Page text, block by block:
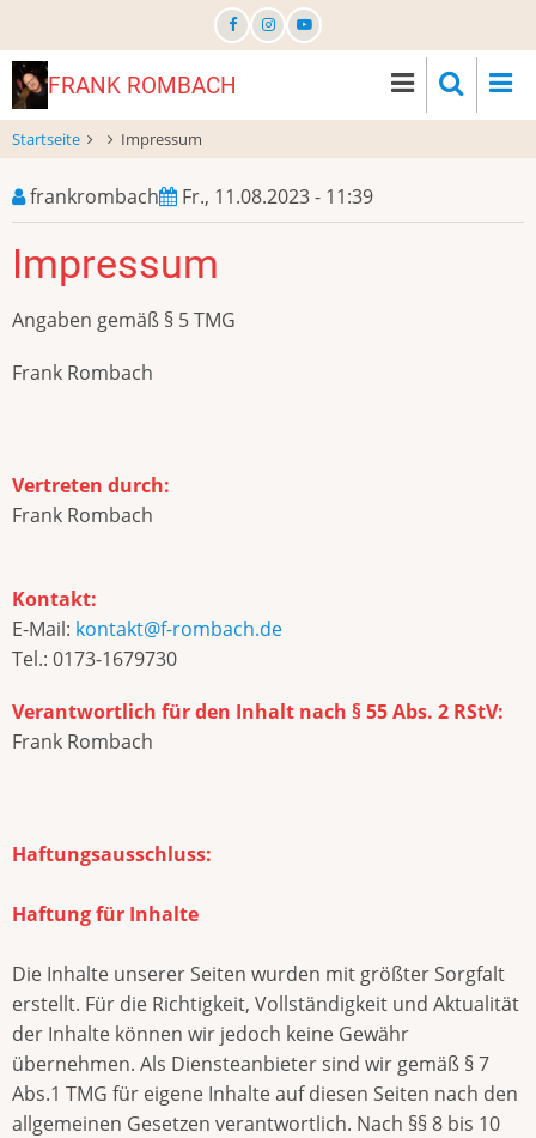
zum
InhaltFRANK ROMBACH
Startseite Impressum
frankrombach Fr., 11.08.2023 - 11:39
Impressum
Angaben gemäß § 5 TMG
Frank Rombach
Vertreten durch:
Frank Rombach
Kontakt:
E-Mail: kontakt@f-rombach.de
Tel.: 0173-1679730
Verantwortlich für den Inhalt nach § 55 Abs. 2 RStV:
Frank Rombach
Haftungsausschluss:
Haftung für Inhalte
Die Inhalte unserer Seiten wurden mit größter Sorgfalt
erstellt. Für die Richtigkeit, Vollständigkeit und Aktualität
der Inhalte können wir jedoch keine Gewähr
übernehmen. Als Diensteanbieter sind wir gemäß § 7
Abs.1 TMG für eigene Inhalte auf diesen Seiten nach den
allgemeinen Gesetzen verantwortlich. Nach §§ 8 bis 10